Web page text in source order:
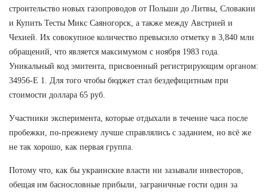
строительство новых газопроводов от Польши до Литвы, Словакии
и Купить Тесты Микс Саяногорск, а также между Австрией и
Чехией. Их совокупное количество превысило отметку в 3,840 млн
обращений, что является максимумом с ноября 1983 года.
Уникальный код эмитента, присвоенный регистрирующим органом:
34956-Е 1. Для того чтобы бюджет стал бездефицитным при
стоимости доллара 65 руб.
Участники эксперимента, которые отдыхали в течение часа после
пробежки, по-прежнему лучше справлялись с заданием, но всё же
не так хорошо, как первая группа.
Потому что, как бы украинские власти ни зазывали инвесторов,
обещая им баснословные прибыли, заграничные гости один за